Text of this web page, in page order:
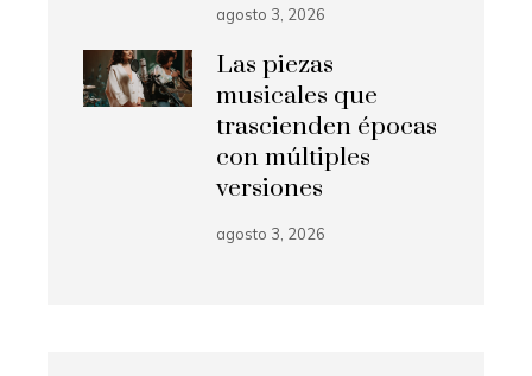
agosto 3, 2026
Las piezas
musicales que
trascienden épocas
con múltiples
versiones
agosto 3, 2026